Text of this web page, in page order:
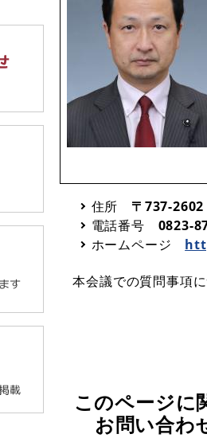
住所 〒737-
電話番号 0823-
ホームページ
本会議での質問事項
このページに
お問い合わ